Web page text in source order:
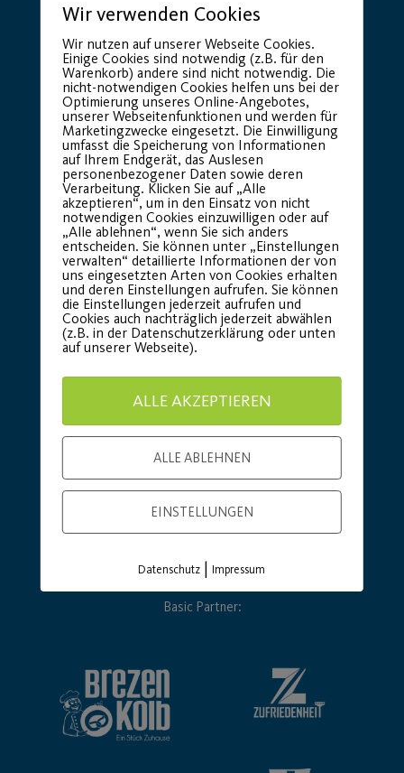
Hauptsponsor Generalausrüster
Premium Partner:
Basic Partner:
Wir verwenden Cookies
Wir nutzen auf unserer Webseite Cookies.
Einige Cookies sind notwendig (z.B. für den
Warenkorb) andere sind nicht notwendig. Die
nicht-notwendigen Cookies helfen uns bei der
Optimierung unseres Online-Angebotes,
unserer Webseitenfunktionen und werden für
Marketingzwecke eingesetzt. Die Einwilligung
umfasst die Speicherung von Informationen
auf Ihrem Endgerät, das Auslesen
personenbezogener Daten sowie deren
Verarbeitung. Klicken Sie auf „Alle
akzeptieren“, um in den Einsatz von nicht
notwendigen Cookies einzuwilligen oder auf
„Alle ablehnen“, wenn Sie sich anders
entscheiden. Sie können unter „Einstellungen
verwalten“ detaillierte Informationen der von
uns eingesetzten Arten von Cookies erhalten
und deren Einstellungen aufrufen. Sie können
die Einstellungen jederzeit aufrufen und
Cookies auch nachträglich jederzeit abwählen
(z.B. in der Datenschutzerklärung oder unten
auf unserer Webseite).
ALLE AKZEPTIEREN
ALLE ABLEHNEN
EINSTELLUNGEN
Datenschutz |Impressum